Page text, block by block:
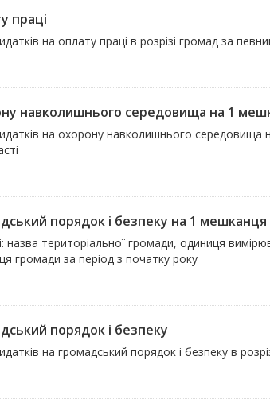
праці
на оплату праці в розрізі громад за
навколишнього середовища на 1
на охорону навколишнього
порядок і безпеку на 1
назва територіальної громади, одиниця
громади за період з початку року
порядок і безпеку
на громадський порядок і безпеку в